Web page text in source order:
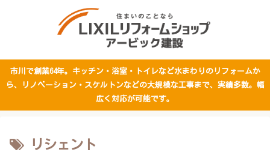
市川で創業64年。キッチン・浴室・トイレなど水まわりのリフォームか
ら、リノベーション・スケルトンなどの大規模な工事まで、実績多数。幅
広く対応が可能です。
リシェント